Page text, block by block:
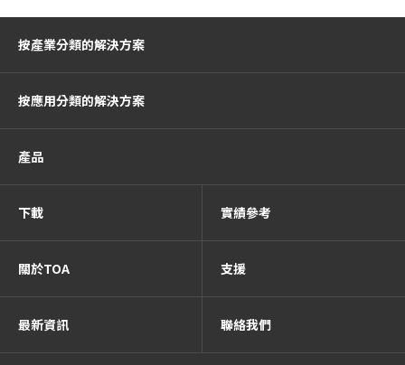
按產業分類的解決方案
按應用分類的解決方案
產品
下載 實績參考
關於TOA 支援
最新資訊 聯絡我們